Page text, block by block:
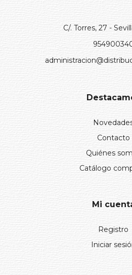
C/. Torres, 27 -
Contacto
Quiénes
Catálogo
Mi
Registro
Iniciar